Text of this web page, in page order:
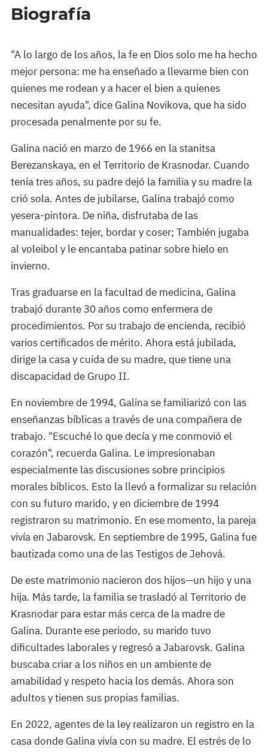
Biografía
"A lo largo de los años, la fe en Dios solo me ha hecho
mejor persona: me ha enseñado a llevarme bien con
quienes me rodean y a hacer el bien a quienes
necesitan ayuda", dice Galina Novikova, que ha sido
procesada penalmente por su fe.
Galina nació en marzo de 1966 en la stanitsa
Berezanskaya, en el Territorio de Krasnodar. Cuando
tenía tres años, su padre dejó la familia y su madre la
crió sola. Antes de jubilarse, Galina trabajó como
yesera-pintora. De niña, disfrutaba de las
manualidades: tejer, bordar y coser; También jugaba
al voleibol y le encantaba patinar sobre hielo en
invierno.
Tras graduarse en la facultad de medicina, Galina
trabajó durante 30 años como enfermera de
procedimientos. Por su trabajo de encienda, recibió
varios certificados de mérito. Ahora está jubilada,
dirige la casa y cuida de su madre, que tiene una
discapacidad de Grupo II.
En noviembre de 1994, Galina se familiarizó con las
enseñanzas bíblicas a través de una compañera de
trabajo. "Escuché lo que decía y me conmovió el
corazón", recuerda Galina. Le impresionaban
especialmente las discusiones sobre principios
morales bíblicos. Esto la llevó a formalizar su relación
con su futuro marido, y en diciembre de 1994
registraron su matrimonio. En ese momento, la pareja
vivía en Jabarovsk. En septiembre de 1995, Galina fue
bautizada como una de las Testigos de Jehová.
De este matrimonio nacieron dos hijos—un hijo y una
hija. Más tarde, la familia se trasladó al Territorio de
Krasnodar para estar más cerca de la madre de
Galina. Durante ese periodo, su marido tuvo
dificultades laborales y regresó a Jabarovsk. Galina
buscaba criar a los niños en un ambiente de
amabilidad y respeto hacia los demás. Ahora son
adultos y tienen sus propias familias.
En 2022, agentes de la ley realizaron un registro en la
casa donde Galina vivía con su madre. El estrés de lo